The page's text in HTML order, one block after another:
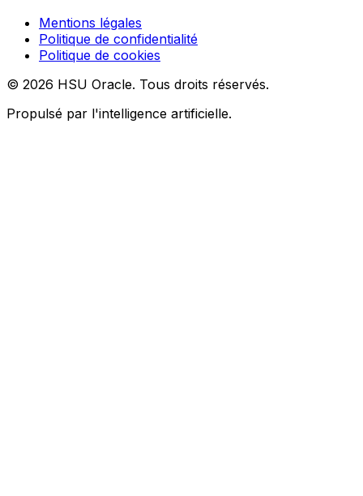
Mentions légales
Politique de confidentialité
Politique de cookies
© 2026 HSU Oracle. Tous droits réservés.
Propulsé par l'intelligence artificielle.